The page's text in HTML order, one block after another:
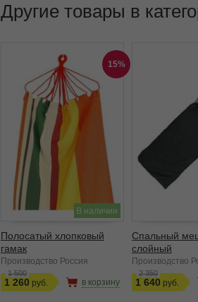
Другие товары в
15%
В наличии
Полосатый хлопковый
гамак
Производство Россия
1 500
1 260 в корзину
Спальный
слойный
Производство
2 350
1 640